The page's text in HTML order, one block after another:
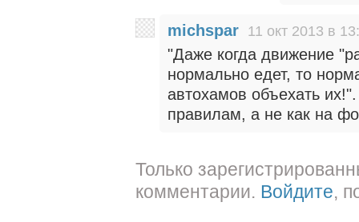
michspar 11 окт 2013 в
"Даже когда движение
нормально едет, то
автохамов объехать
правилам, а не как на
Только
комментарии. Войдите,